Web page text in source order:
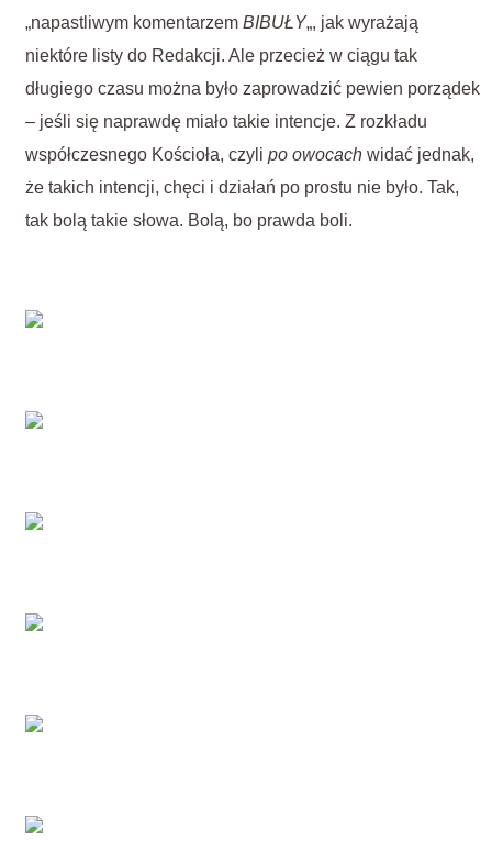
„napastliwym komentarzem BIBUŁY„, jak wyrażają
niektóre listy do Redakcji. Ale przecież w ciągu tak
długiego czasu można było zaprowadzić pewien porządek
– jeśli się naprawdę miało takie intencje. Z rozkładu
współczesnego Kościoła, czyli po owocach widać jednak,
że takich intencji, chęci i działań po prostu nie było. Tak,
tak bolą takie słowa. Bolą, bo prawda boli.